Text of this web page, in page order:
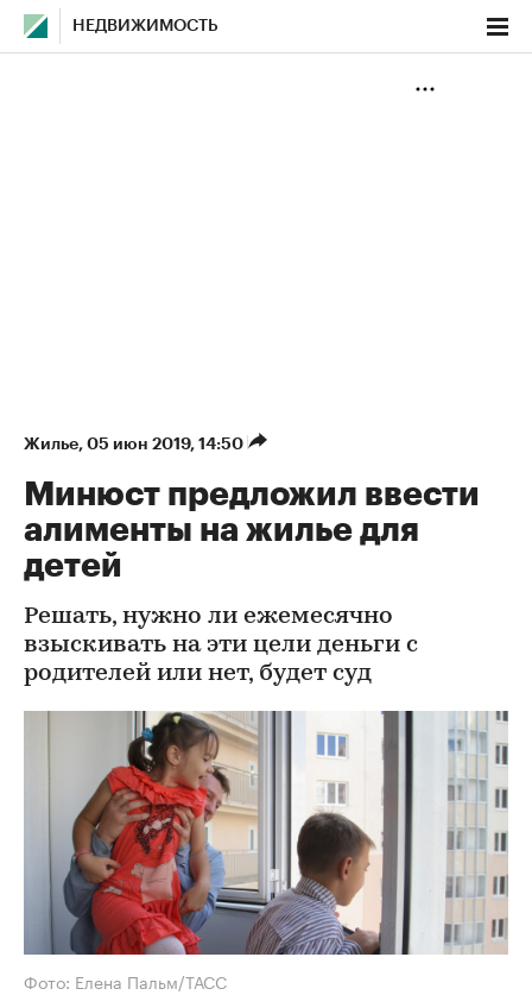
НЕДВИЖИМОСТЬ
Жилье⁠, 05 июн 2019, 14:50
Минюст предложил ввести
алименты на жилье для
детей
Решать, нужно ли ежемесячно
взыскивать на эти цели деньги с
родителей или нет, будет суд
Фото: Елена Пальм/ТАСС